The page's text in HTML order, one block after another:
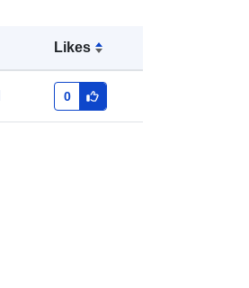
Likes
0